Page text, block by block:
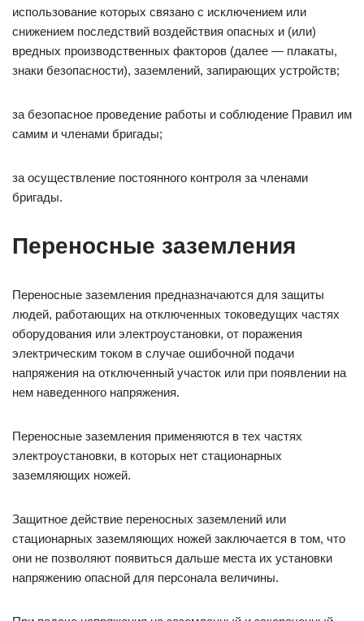
использование которых связано с исключением или
снижением последствий воздействия опасных и (или)
вредных производственных факторов (далее — плакаты,
знаки безопасности), заземлений, запирающих устройств;
за безопасное проведение работы и соблюдение Правил им
самим и членами бригады;
за осуществление постоянного контроля за членами
бригады.
Переносные заземления
Переносные заземления предназначаются для защиты
людей, работающих на отключенных токоведущих частях
оборудования или электроустановки, от поражения
электрическим током в случае ошибочной подачи
напряжения на отключенный участок или при появлении на
нем наведенного напряжения.
Переносные заземления применяются в тех частях
электроустановки, в которых нет стационарных
заземляющих ножей.
Защитное действие переносных заземлений или
стационарных заземляющих ножей заключается в том, что
они не позволяют появиться дальше места их установки
напряжению опасной для персонала величины.